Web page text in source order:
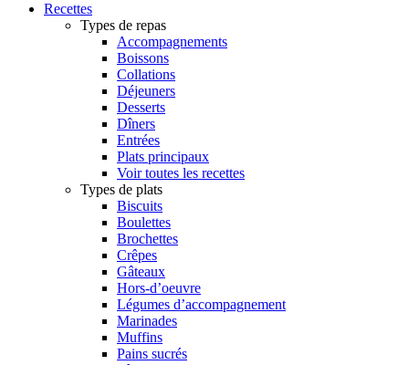
Recettes
Types de repas
Accompagnements
Boissons
Collations
Déjeuners
Desserts
Dîners
Entrées
Plats principaux
Voir toutes les recettes
Types de plats
Biscuits
Boulettes
Brochettes
Crêpes
Gâteaux
Hors-d’oeuvre
Légumes d’accompagnement
Marinades
Muffins
Pains sucrés